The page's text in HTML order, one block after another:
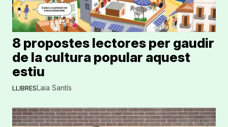
LLIBRES
8 propostes lectores per gaudir
de la cultura popular aquest
estiu
Laia Santís